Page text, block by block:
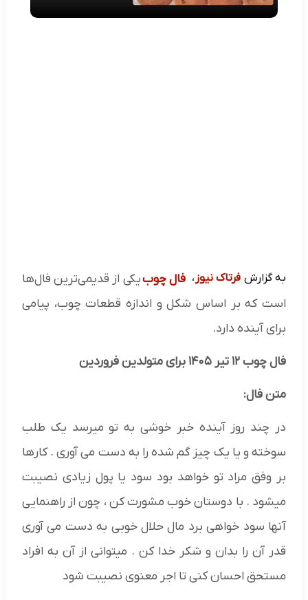
به گزارش فرتاک نیوز ، فال چوبیکی از قدیمی‌ترین فال‌ها
است که بر اساس شکل و اندازه قطعات چوب، پیامی
برای آینده دارد.
فال چوب ۱۲ تیر ۱۴۰۵ برای متولدین فروردین
متن فال:
در چند روز آینده خبر خوشی به تو میرسد یک طلب
سوخته و یا یک چیز گم شده را به دست می آوری . کارها
بر وفق مراد تو خواهد بود سود یا پول زیادی نصیبت
میشود . با دوستان خوب مشورت کن ، چون از راهنمایی
آنها سود خواهی برد مال حلال خوبی به دست می آوری
قدر آن را بدان و شکر خدا کن . میتوانی از آن به افراد
مستحق احسان کنی تا اجر معنوی نصیبت شود